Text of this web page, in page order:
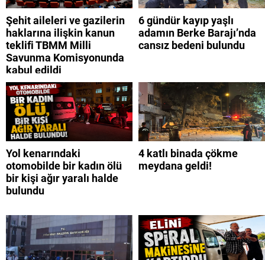
Şehit aileleri ve gazilerin
haklarına ilişkin kanun
teklifi TBMM Milli
Savunma Komisyonunda
kabul edildi
6 gündür kayıp yaşlı
adamın Berke Barajı’nda
cansız bedeni bulundu
Yol kenarındaki
otomobilde bir kadın ölü
bir kişi ağır yaralı halde
bulundu
4 katlı binada çökme
meydana geldi!